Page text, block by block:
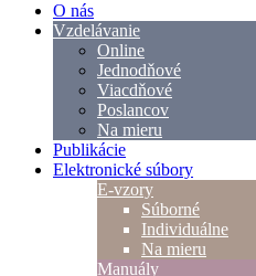
O nás
Vzdelávanie
Online
Jednodňové
Viacdňové
Poslancov
Na mieru
Publikácie
Elektronické súbory
E-vzory
Súborné
Individuálne
Na mieru
Manuály